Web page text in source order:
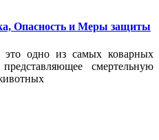
Опасность и Меры защиты
одно из самых коварных
смертельную